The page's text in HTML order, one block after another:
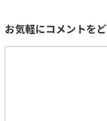
お気軽にコメントを